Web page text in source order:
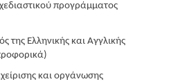
προγράμματος
Ελληνικής και Αγγλικής
και οργάνωσης